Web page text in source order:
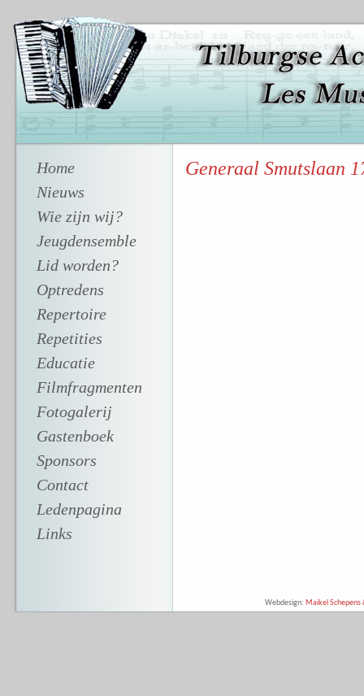
Home
Nieuws
Wie zijn wij?
Jeugdensemble
Lid worden?
Optredens
Repertoire
Repetities
Educatie
Filmfragmenten
Fotogalerij
Gastenboek
Sponsors
Contact
Ledenpagina
Links
Generaal Smutslaan
Webdesign: Maikel Schepens